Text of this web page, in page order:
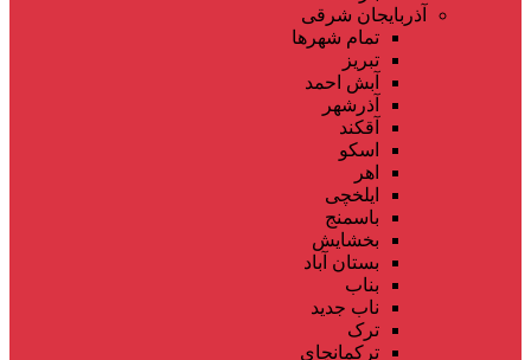
آذربایجان شرقی
تمام شهر‌ها
تبریز
آبش احمد
آذرشهر
آقکند
اسکو
اهر
ایلخچی
باسمنج
بخشایش
بستان آباد
بناب
ناب جدید
ترک
ترکمانچای